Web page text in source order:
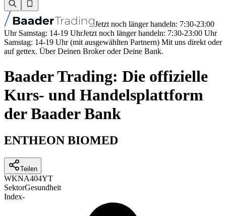
Jetzt noch länger handeln: 7:30-23:00
Uhr Samstag: 14-19 UhrJetzt noch länger handeln: 7:30-23:00 Uhr
Samstag: 14-19 Uhr (mit ausgewählten Partnern) Mit uns direkt oder
auf gettex. Über Deinen Broker oder Deine Bank.
Baader Trading: Die offizielle
Kurs- und Handelsplattform
der Baader Bank
ENTHEON BIOMED
Teilen
WKNA404YT
SektorGesundheit
Index-